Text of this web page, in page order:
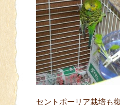
セントポーリア栽培も